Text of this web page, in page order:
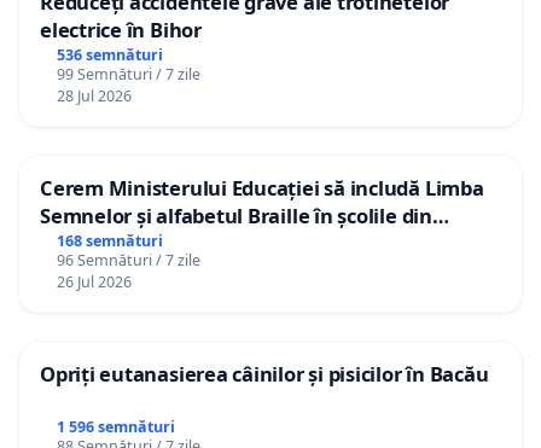
electrice în Bihor
536 semnături
99 Semnături / 7 zile
28 Jul 2026
Cerem Ministerului Educației să includă Limba
Semnelor și alfabetul Braille în școlile din
Republica Moldova!
168 semnături
96 Semnături / 7 zile
26 Jul 2026
Opriți eutanasierea câinilor și pisicilor în Bacău
1 596 semnături